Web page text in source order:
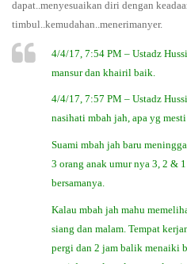
dapat..menyesuaikan diri dengan
timbul..kemudahan..menerimanyer.
4/4/17, 7:54 PM – Ustadz
mansur dan khairil baik.
4/4/17, 7:57 PM – Ustadz
nasihati mbah jah, apa yg
Suami mbah jah baru
3 orang anak umur nya 3, 2 &
bersamanya.
Kalau mbah jah mahu
siang dan malam. Tempat
pergi dan 2 jam balik menaiki